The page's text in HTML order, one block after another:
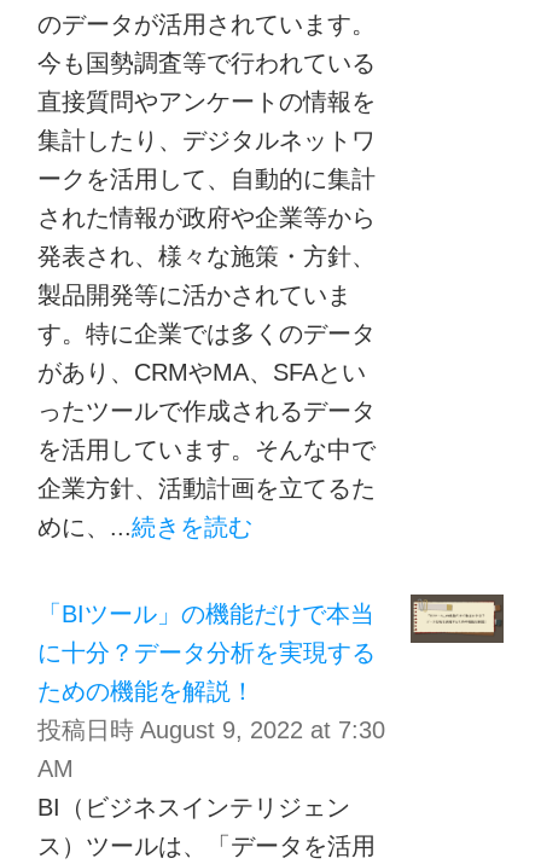
のデータが活用されています。
今も国勢調査等で行われている
直接質問やアンケートの情報を
集計したり、デジタルネットワ
ークを活用して、自動的に集計
された情報が政府や企業等から
発表され、様々な施策・方針、
製品開発等に活かされていま
す。特に企業では多くのデータ
があり、CRMやMA、SFAとい
ったツールで作成されるデータ
を活用しています。そんな中で
企業方針、活動計画を立てるた
めに、...続きを読む
「BIツール」の機能だけで本当
に十分？データ分析を実現する
ための機能を解説！
投稿日時 August 9, 2022 at 7:30
AM
BI（ビジネスインテリジェン
ス）ツールは、「データを活用